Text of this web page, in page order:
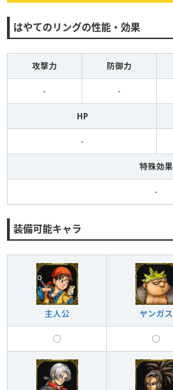
はやてのリングの性能・効果
攻撃力 防御力
- -
HP
-
特殊効果
-
装備可能キャラ
主人公 ヤンガス
◯ ◯